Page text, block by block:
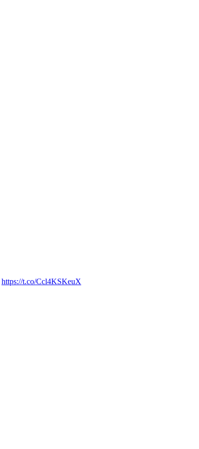
https://t.co/Ccl4KSKeuX